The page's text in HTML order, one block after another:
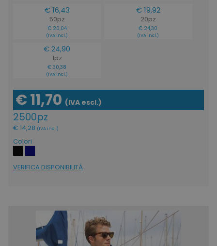
€ 16,43
50pz
€ 20,04
(IVA incl.)
€ 19,92
20pz
€ 24,30
(IVA incl.)
€ 24,90
1pz
€ 30,38
(IVA incl.)
€ 11,70 (IVA escl.)
2500pz
€ 14,28 (IVA incl.)
Colori
VERIFICA DISPONIBILITÁ